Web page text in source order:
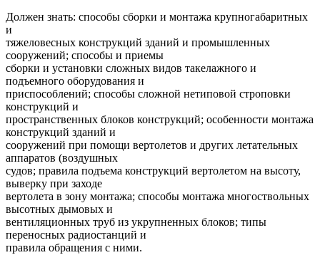
Должен знать: способы сборки и монтажа крупногабаритных
и
тяжеловесных конструкций зданий и промышленных
сооружений; способы и приемы
сборки и установки сложных видов такелажного и
подъемного оборудования и
приспособлений; способы сложной нетиповой строповки
конструкций и
пространственных блоков конструкций; особенности монтажа
конструкций зданий и
сооружений при помощи вертолетов и других летательных
аппаратов (воздушных
судов; правила подъема конструкций вертолетом на высоту,
выверку при заходе
вертолета в зону монтажа; способы монтажа многоствольных
высотных дымовых и
вентиляционных труб из укрупненных блоков; типы
переносных радиостанций и
правила обращения с ними.